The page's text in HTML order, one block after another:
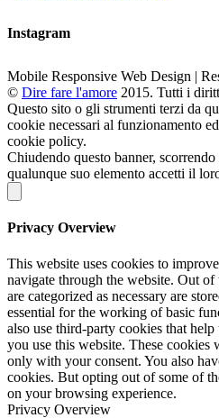
Instagram
Mobile Responsive Web Design |
© Dire fare l'amore 2015. Tutti i
Questo sito o gli strumenti terzi da
cookie necessari al funzionamento
cookie policy.
Chiudendo questo banner,
qualunque suo elemento accetti il
Privacy Overview
This website uses cookies to
navigate through the website. Out of
are categorized as necessary are
essential for the working of basic
also use third-party cookies that
you use this website. These
only with your consent. You also
cookies. But opting out of some of
on your browsing experience.
Privacy Overview